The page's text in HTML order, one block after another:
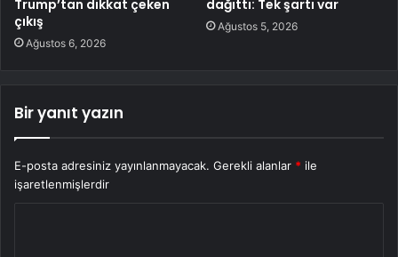
Trump’tan dikkat çeken
çıkış
Ağustos 6, 2026
dağıttı: Tek şartı var
Ağustos 5, 2026
Bir yanıt yazın
E-posta adresiniz yayınlanmayacak. Gerekli alanlar * ile
işaretlenmişlerdir